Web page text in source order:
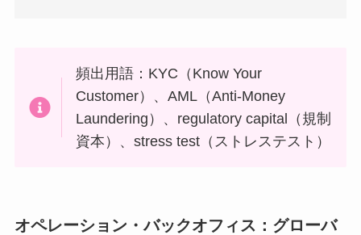
頻出用語：KYC（Know Your
Customer）、AML（Anti-Money
Laundering）、regulatory capital（規制
資本）、stress test（ストレステスト）
オペレーション・バックオフィス：グローバ